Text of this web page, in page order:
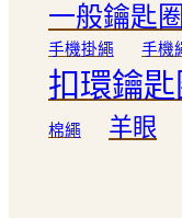
一般鑰匙圈
手機掛繩 手機
扣環鑰匙
棉繩
羊眼